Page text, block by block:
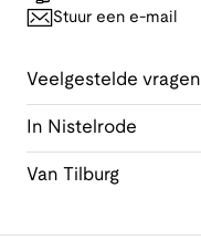
Stuur een e-mail
Veelgestelde vragen
In Nistelrode
Van Tilburg